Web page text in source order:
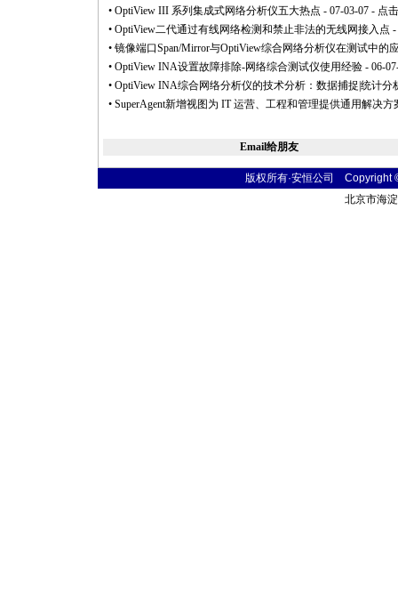
• OptiView III 系列集成式网络分析仪五大热点 - 07-03-07 - 点
• OptiView二代通过有线网络检测和禁止非法的无线网接入点 -
• 镜像端口Span/Mirror与OptiView综合网络分析仪在测试中的
• OptiView INA设置故障排除-网络综合测试仪使用经验 - 06-
• OptiView INA综合网络分析仪的技术分析：数据捕捉|统计分
• SuperAgent新增视图为 IT 运营、工程和管理提供通用解决方
Email给朋友
版权所有·安恒公司
北京市海